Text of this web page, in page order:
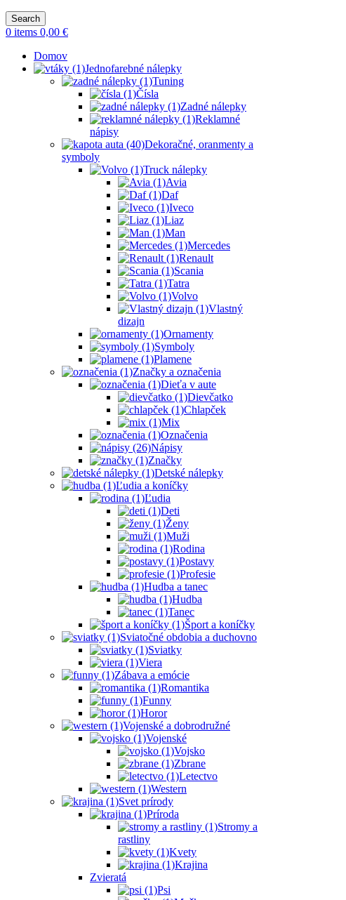
Search
0 items 0,00 €
Domov
Jednofarebné nálepky
Tuning
Čísla
Zadné nálepky
Reklamné
nápisy
Dekoračné, oranmenty a
symboly
Truck nálepky
Avia
Daf
Iveco
Liaz
Man
Mercedes
Renault
Scania
Tatra
Volvo
Vlastný
dizajn
Ornamenty
Symboly
Plamene
Značky a označenia
Dieťa v aute
Dievčatko
Chlapček
Mix
Označenia
Nápisy
Značky
Detské nálepky
Ľudia a koníčky
Ľudia
Deti
Ženy
Muži
Rodina
Postavy
Profesie
Hudba a tanec
Hudba
Tanec
Šport a koníčky
Sviatočné obdobia a duchovno
Sviatky
Viera
Zábava a emócie
Romantika
Funny
Horor
Vojenské a dobrodružné
Vojenské
Vojsko
Zbrane
Letectvo
Western
Svet prírody
Príroda
Stromy a
rastliny
Kvety
Krajina
Zvieratá
Psi